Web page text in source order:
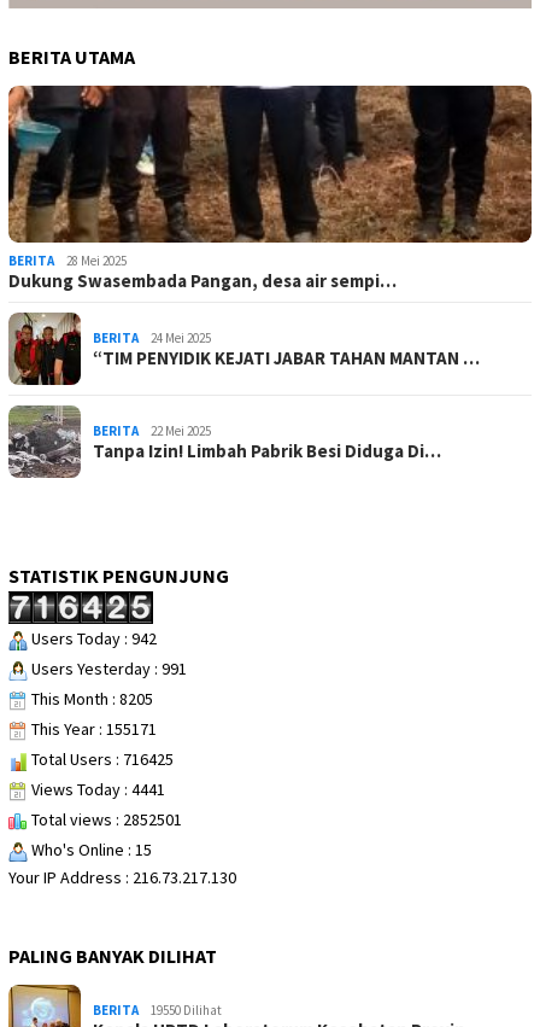
BERITA UTAMA
BERITA 28 Mei 2025
Dukung Swasembada Pangan, desa air sempi…
BERITA 24 Mei 2025
“TIM PENYIDIK KEJATI JABAR TAHAN MANTAN …
BERITA 22 Mei 2025
Tanpa Izin! Limbah Pabrik Besi Diduga Di…
STATISTIK PENGUNJUNG
Users Today : 942
Users Yesterday : 991
This Month : 8205
This Year : 155171
Total Users : 716425
Views Today : 4441
Total views : 2852501
Who's Online : 15
Your IP Address : 216.73.217.130
PALING BANYAK DILIHAT
BERITA 19550 Dilihat